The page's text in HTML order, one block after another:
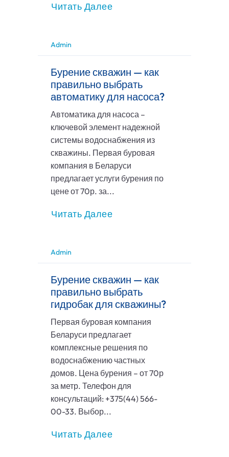
Читать Далее
Admin
Бурение скважин — как
правильно выбрать
автоматику для насоса?
Автоматика для насоса –
ключевой элемент надежной
системы водоснабжения из
скважины. Первая буровая
компания в Беларуси
предлагает услуги бурения по
цене от 70р. за...
Читать Далее
Admin
Бурение скважин — как
правильно выбрать
гидробак для скважины?
Первая буровая компания
Беларуси предлагает
комплексные решения по
водоснабжению частных
домов. Цена бурения – от 70р
за метр. Телефон для
консультаций: +375(44) 566-
00-33. Выбор...
Читать Далее